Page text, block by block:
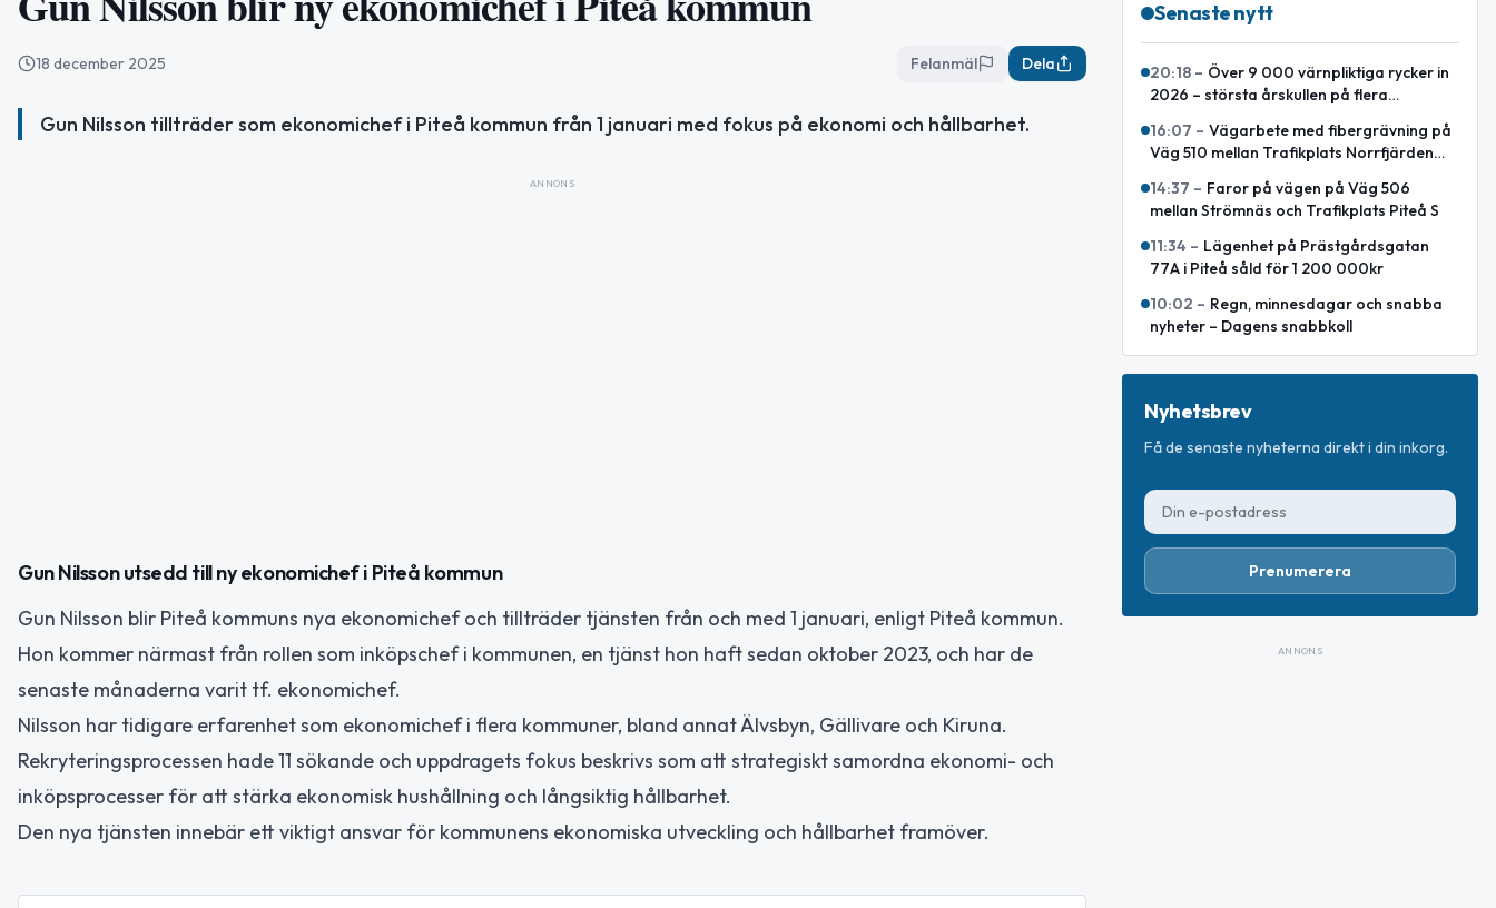
18 december 2025 Felanmäl Dela
Gun Nilsson tillträder som ekonomichef i Piteå kommun från 1 januari med fokus på ekonomi och hållbarhet.
ANNONS
Gun Nilsson utsedd till ny ekonomichef i Piteå kommun
Gun Nilsson blir Piteå kommuns nya ekonomichef och tillträder tjänsten från och med 1 januari, enligt Piteå kommun.
Hon kommer närmast från rollen som inköpschef i kommunen, en tjänst hon haft sedan oktober 2023, och har de
senaste månaderna varit tf. ekonomichef.
Nilsson har tidigare erfarenhet som ekonomichef i flera kommuner, bland annat Älvsbyn, Gällivare och Kiruna.
Rekryteringsprocessen hade 11 sökande och uppdragets fokus beskrivs som att strategiskt samordna ekonomi- och
inköpsprocesser för att stärka ekonomisk hushållning och långsiktig hållbarhet.
Den nya tjänsten innebär ett viktigt ansvar för kommunens ekonomiska utveckling och hållbarhet framöver.
Senaste nytt
20:18 – Över 9 000 värnpliktiga rycker in
2026 – största årskullen på flera
16:07 – Vägarbete med fibergrävning på
Väg 510 mellan Trafikplats Norrfjärden
14:37 – Faror på vägen på Väg 506
mellan Strömnäs och Trafikplats Piteå S
11:34 – Lägenhet på Prästgårdsgatan
77A i Piteå såld för 1 200 000kr
10:02 – Regn, minnesdagar och snabba
nyheter – Dagens snabbkoll
Nyhetsbrev
Få de senaste nyheterna direkt i din inkorg.
Prenumerera
ANNONS